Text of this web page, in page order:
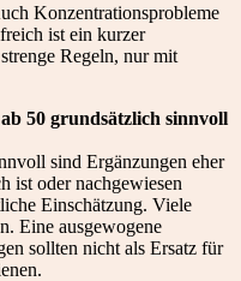
Konzentrationsprobleme
ist ein kurzer
Regeln, nur mit
50 grundsätzlich sinnvoll
sind Ergänzungen eher
ist oder nachgewiesen
Einschätzung. Viele
Eine ausgewogene
sollten nicht als Ersatz für